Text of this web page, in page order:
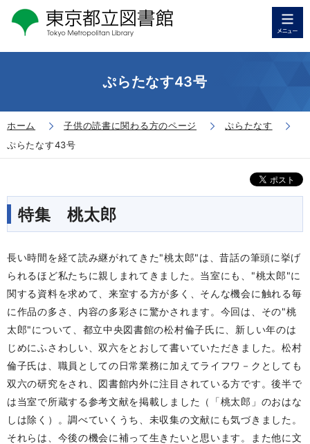
ぷらたなす43号
ホーム 子供の読書に関わる方のページ
ぷらたなす
ぷらたなす43号
特集 桃太郎
長い時間を経て読み継がれてきた"桃太郎"は、昔話の筆頭に挙げ
られるほど私たちに親しまれてきました。当室にも、"桃太郎"に
関する資料を求めて、来室する方が多く、そんな機会に触れる毎
に作品の多さ、内容の多彩さに驚かされます。今回は、その"桃
太郎"について、都立中央図書館の松村倫子氏に、新しい年のは
じめにふさわしい、双六をとおして書いていただきました。松村
倫子氏は、職員としての日常業務に加えてライフワ－クとしても
双六の研究をされ、図書館内外に注目されている方です。後半で
は当室で所蔵する参考文献を掲載しました（「桃太郎」のおはな
しは除く）。調べていくうち、未収集の文献にも気づきました。
それらは、今後の機会に補って生きたいと思います。また他に文